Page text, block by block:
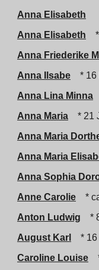
Anna Elisabeth
Anna Elisabeth
Anna Friederike
Anna Ilsabe
* 16
Anna Lina Minna
Anna Maria
* 21
Anna Maria
Anna Maria
Anna Sophia
Anne Carolie
*
Anton Ludwig
*
August Karl
*
Caroline Louise